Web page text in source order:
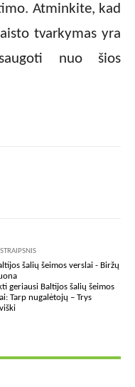
Atminkite, kad
tvarkymas yra
nuo šios
geriausi Baltijos šalių šeimos
Tarp nugalėtojų – Trys